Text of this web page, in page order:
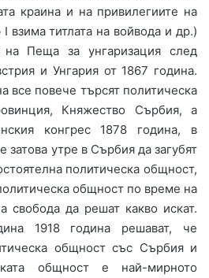
краина и на привилегиите на
взима титлата на войвода и др.)
на Пеща за унгаризация след
и Унгария от 1867 година.
все повече търсят политическа
Княжество Сърбия, а
конгрес 1878 година, в
затова утре в Сърбия да загубят
политическа общност,
общност по време на
свобода да решат какво искат.
1918 година решават, че
общност със Сърбия и
общност е най-мирното